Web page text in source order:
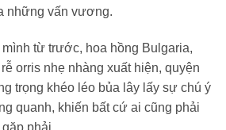
những vấn vương.
từ trước, hoa hồng Bulgaria,
orris nhẹ nhàng xuất hiện, quyện
trọng khéo léo bủa lây lấy sự chú ý
quanh, khiến bất cứ ai cũng phải